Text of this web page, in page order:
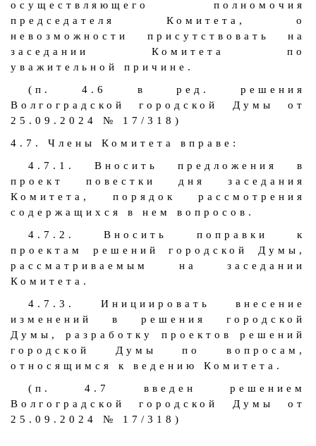
осуществляющего полномочия
председателя Комитета, о
невозможности присутствовать на
заседании Комитета по
уважительной причине.
(п. 4.6 в ред. решения
Волгоградской городской Думы от
25.09.2024 № 17/318)
4.7. Члены Комитета вправе:
4.7.1. Вносить предложения в
проект повестки дня заседания
Комитета, порядок рассмотрения
содержащихся в нем вопросов.
4.7.2. Вносить поправки к
проектам решений городской Думы,
рассматриваемым на заседании
Комитета.
4.7.3. Инициировать внесение
изменений в решения городской
Думы, разработку проектов решений
городской Думы по вопросам,
относящимся к ведению Комитета.
(п. 4.7 введен решением
Волгоградской городской Думы от
25.09.2024 № 17/318)